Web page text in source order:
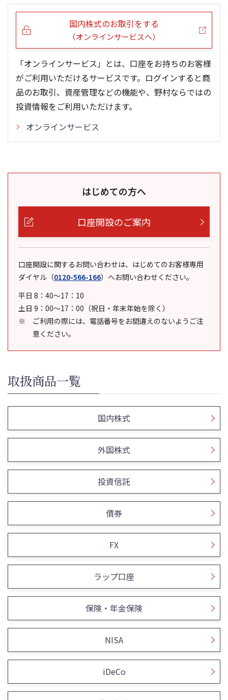
13週移動平均 26週移動平均 出来高(百万)
5ヶ月移動平均 25ヶ月移動平均 出来高(百万)
国内株式のお取引をする
（オンラインサービスへ）
「オンラインサービス」とは、口座をお持ちのお客様
がご利用いただけるサービスです。ログインすると商
品のお取引、資産管理などの機能や、野村ならではの
投資情報をご利用いただけます。
オンラインサービス
はじめての方へ
口座開設のご案内
口座開設に関するお問い合わせは、はじめてのお客様専用
ダイヤル （0120-566-166） へお問い合わせください。
平日 8：40～17：10
土日 9：00～17：00（祝日・年末年始を除く）
ご利用の際には、電話番号をお間違えのないようご注
意ください。
取扱商品一覧
国内株式
外国株式
投資信託
債券
FX
ラップ口座
保険・年金保険
NISA
iDeCo